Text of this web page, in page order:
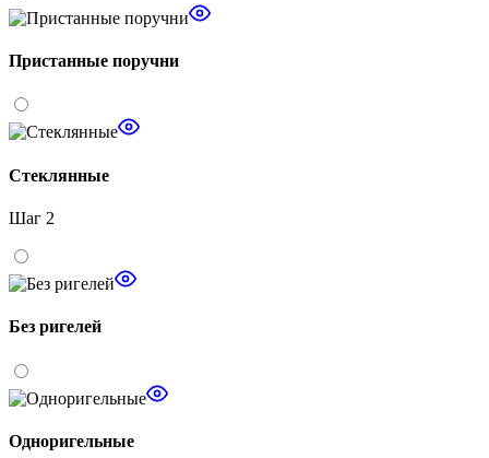
Пристанные поручни
Стеклянные
Шаг 2
Без ригелей
Одноригельные